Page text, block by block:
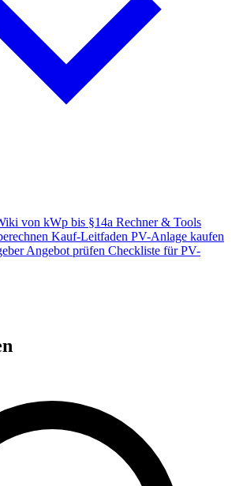
von kWp bis §14a Rechner & Tools
Kauf-Leitfaden PV-Anlage kaufen
Angebot prüfen Checkliste für PV-